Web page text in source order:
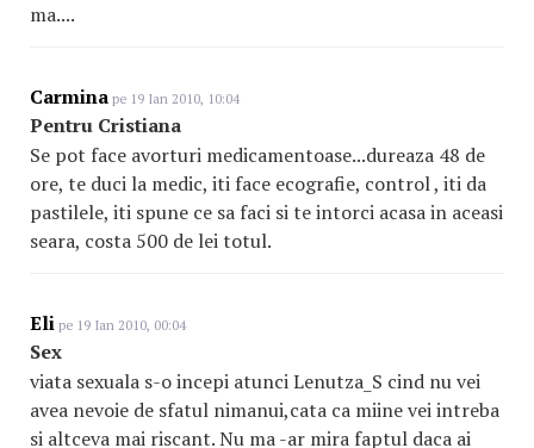
ma....
Carmina pe 19 Ian 2010, 10:04
Pentru Cristiana
Se pot face avorturi medicamentoase...dureaza 48 de
ore, te duci la medic, iti face ecografie, control , iti da
pastilele, iti spune ce sa faci si te intorci acasa in aceasi
seara, costa 500 de lei totul.
Eli pe 19 Ian 2010, 00:04
Sex
viata sexuala s-o incepi atunci Lenutza_S cind nu vei
avea nevoie de sfatul nimanui,cata ca miine vei intreba
si altceva mai riscant. Nu ma -ar mira faptul daca ai